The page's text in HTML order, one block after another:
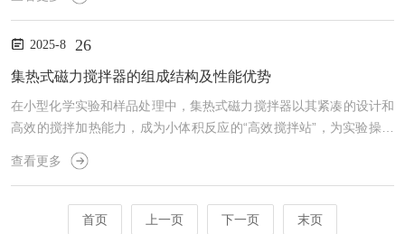
类故障，快速诊断并排除问题是保障实验连续性的关键。故障一：温
至-20℃；或设定80℃，箱体温度徘徊在60℃。诊断与排除：首先检
查制冷系统——压缩机是否正常启动(听是否有运转声，若无声则检
2025-8 26
集热式磁力搅拌器的组成结构及性能优势
在小型化学实验和样品处理中，集热式磁力搅拌器以其紧凑的设计和
高效的搅拌加热能力，成为小体积反应的“高效搅拌站”，为实验操作
提供便利。集热式磁力搅拌器的结构简洁而功能集中。主体采用铝合
金或不锈钢材质，内置加热装置和磁力驱动系统。加热部分通过电热
调节，控温精度约±1℃，加热盘表面通常喷涂耐高温陶瓷层，受热均
查看更多
首页 上一页 下一页 末页